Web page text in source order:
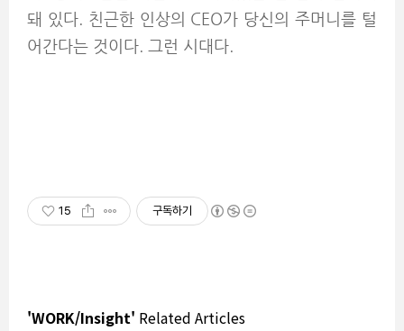
돼 있다. 친근한 인상의 CEO가 당신의 주머니를 털
어간다는 것이다. 그런 시대다.
15 구독하기
'WORK/Insight' Related Articles